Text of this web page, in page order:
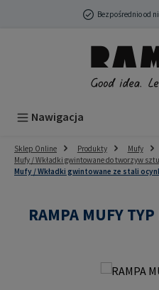
Przejdź do głównej zawartości
Bezpośrednio od
Nawigacja
Sklep Online Produkty
Mufy
Mufy / Wkładki gwintowane do tworzyw
Mufy / Wkładki gwintowane ze stali
RAMPA MUFY TYP
Pomiń galerię zdjęć